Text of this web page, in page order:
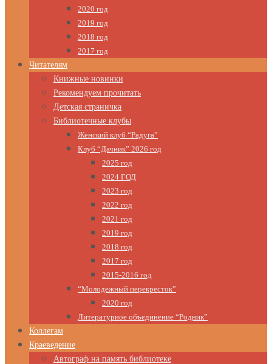
2020 год
2019 год
2018 год
2017 год
Читателям
Книжные новинки
Рекомендуем прочитать
Детская страничка
Библиотечные клубы
Женский клуб “Радуга”
Клуб “Дачник” 2026 год
2025 год
2024 ГОД
2023 год
2022 год
2021 год
2019 год
2018 год
2017 год
2015-2016 год
“Молодежный перекресток”
2020 год
Литературное объединение “Родник”
Коллегам
Краеведение
Автограф на память библиотеке